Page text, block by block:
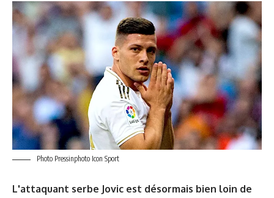
Photo Pressinphoto Icon Sport
L'attaquant serbe Jovic est désormais bien loin de